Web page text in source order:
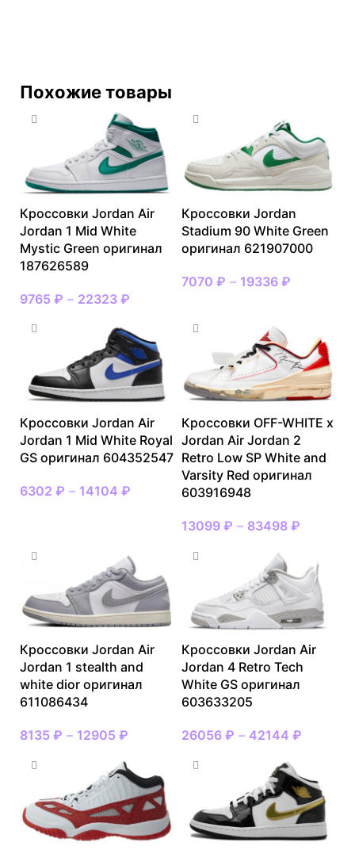
Похожие товары
Кроссовки Jordan Air
Jordan 1 Mid White
Mystic Green оригинал
187626589
9765 ₽ – 22323 ₽
Кроссовки Jordan
Stadium 90 White Green
оригинал 621907000
7070 ₽ – 19336 ₽
Кроссовки Jordan Air
Jordan 1 Mid White Royal
GS оригинал 604352547
6302 ₽ – 14104 ₽
Кроссовки OFF-WHITE x
Jordan Air Jordan 2
Retro Low SP White and
Varsity Red оригинал
603916948
13099 ₽ – 83498 ₽
Кроссовки Jordan Air
Jordan 1 stealth and
white dior оригинал
611086434
8135 ₽ – 12905 ₽
Кроссовки Jordan Air
Jordan 4 Retro Tech
White GS оригинал
603633205
26056 ₽ – 42144 ₽